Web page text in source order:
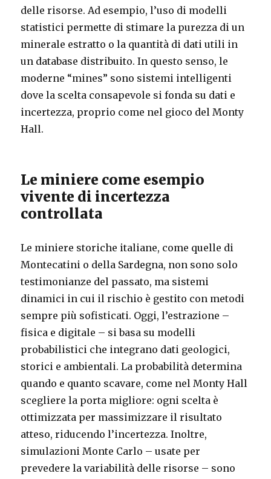
delle risorse. Ad esempio, l’uso di modelli
statistici permette di stimare la purezza di un
minerale estratto o la quantità di dati utili in
un database distribuito. In questo senso, le
moderne “mines” sono sistemi intelligenti
dove la scelta consapevole si fonda su dati e
incertezza, proprio come nel gioco del Monty
Hall.
Le miniere come esempio
vivente di incertezza
controllata
Le miniere storiche italiane, come quelle di
Montecatini o della Sardegna, non sono solo
testimonianze del passato, ma sistemi
dinamici in cui il rischio è gestito con metodi
sempre più sofisticati. Oggi, l’estrazione –
fisica e digitale – si basa su modelli
probabilistici che integrano dati geologici,
storici e ambientali. La probabilità determina
quando e quanto scavare, come nel Monty Hall
scegliere la porta migliore: ogni scelta è
ottimizzata per massimizzare il risultato
atteso, riducendo l’incertezza. Inoltre,
simulazioni Monte Carlo – usate per
prevedere la variabilità delle risorse – sono